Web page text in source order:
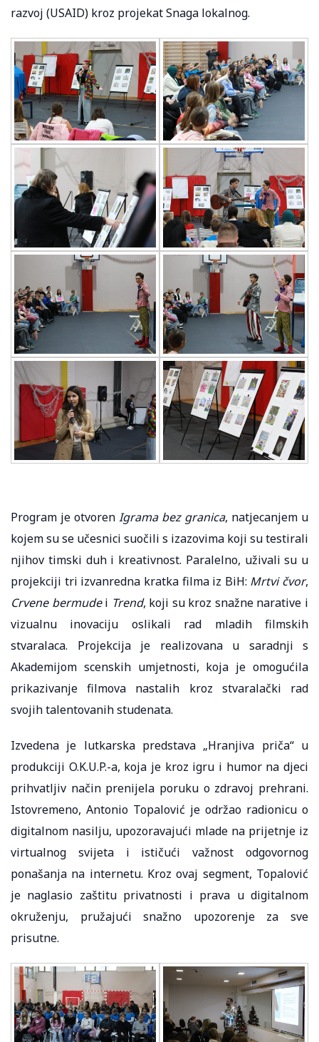
razvoj (USAID) kroz projekat Snaga lokalnog.
Program je otvoren Igrama bez granica, natjecanjem u
kojem su se učesnici suočili s izazovima koji su testirali
njihov timski duh i kreativnost. Paralelno, uživali su u
projekciji tri izvanredna kratka filma iz BiH: Mrtvi čvor,
Crvene bermudei Trend, koji su kroz snažne narative i
vizualnu inovaciju oslikali rad mladih filmskih
stvaralaca. Projekcija je realizovana u saradnji s
Akademijom scenskih umjetnosti, koja je omogućila
prikazivanje filmova nastalih kroz stvaralački rad
svojih talentovanih studenata.
Izvedena je lutkarska predstava „Hranjiva priča“ u
produkciji O.K.U.P.-a, koja je kroz igru i humor na djeci
prihvatljiv način prenijela poruku o zdravoj prehrani.
Istovremeno, Antonio Topalović je održao radionicu o
digitalnom nasilju, upozoravajući mlade na prijetnje iz
virtualnog svijeta i ističući važnost odgovornog
ponašanja na internetu. Kroz ovaj segment, Topalović
je naglasio zaštitu privatnosti i prava u digitalnom
okruženju, pružajući snažno upozorenje za sve
prisutne.